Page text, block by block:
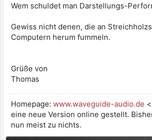
Wem schuldet man Darstellungs-
Gewiss nicht denen, die an
Computern herum fummeln.
Grüße von
Thomas
Homepage: www.waveguide-audio.de
eine neue Version online gestellt.
nun meist zu nichts.